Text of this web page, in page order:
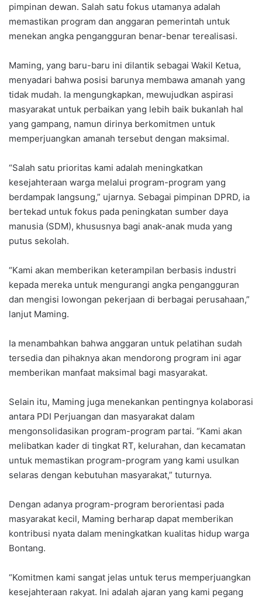
pimpinan dewan. Salah satu fokus utamanya adalah
memastikan program dan anggaran pemerintah untuk
menekan angka pengangguran benar-benar terealisasi.
Maming, yang baru-baru ini dilantik sebagai Wakil Ketua,
menyadari bahwa posisi barunya membawa amanah yang
tidak mudah. Ia mengungkapkan, mewujudkan aspirasi
masyarakat untuk perbaikan yang lebih baik bukanlah hal
yang gampang, namun dirinya berkomitmen untuk
memperjuangkan amanah tersebut dengan maksimal.
“Salah satu prioritas kami adalah meningkatkan
kesejahteraan warga melalui program-program yang
berdampak langsung,” ujarnya. Sebagai pimpinan DPRD, ia
bertekad untuk fokus pada peningkatan sumber daya
manusia (SDM), khususnya bagi anak-anak muda yang
putus sekolah.
“Kami akan memberikan keterampilan berbasis industri
kepada mereka untuk mengurangi angka pengangguran
dan mengisi lowongan pekerjaan di berbagai perusahaan,”
lanjut Maming.
Ia menambahkan bahwa anggaran untuk pelatihan sudah
tersedia dan pihaknya akan mendorong program ini agar
memberikan manfaat maksimal bagi masyarakat.
Selain itu, Maming juga menekankan pentingnya kolaborasi
antara PDI Perjuangan dan masyarakat dalam
mengonsolidasikan program-program partai. “Kami akan
melibatkan kader di tingkat RT, kelurahan, dan kecamatan
untuk memastikan program-program yang kami usulkan
selaras dengan kebutuhan masyarakat,” tuturnya.
Dengan adanya program-program berorientasi pada
masyarakat kecil, Maming berharap dapat memberikan
kontribusi nyata dalam meningkatkan kualitas hidup warga
Bontang.
“Komitmen kami sangat jelas untuk terus memperjuangkan
kesejahteraan rakyat. Ini adalah ajaran yang kami pegang